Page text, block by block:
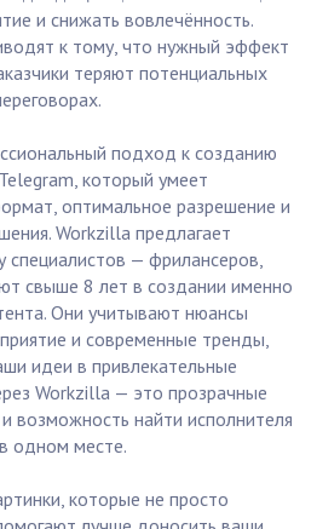
и снижать вовлечённость.
к тому, что нужный эффект
теряют потенциальных
подход к созданию
который умеет
оптимальное разрешение и
Workzilla предлагает
— фрилансеров,
свыше 8 лет в создании именно
Они учитывают нюансы
и современные тренды,
идеи в привлекательные
Workzilla — это прозрачные
возможность найти исполнителя
одном месте.
которые не просто